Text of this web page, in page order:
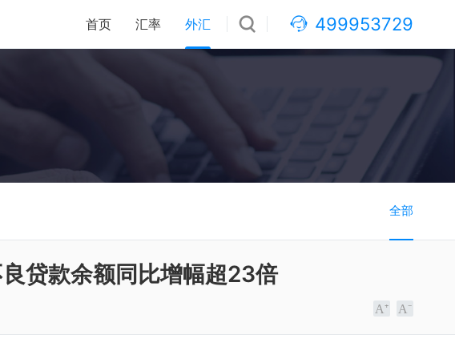
499953729
首页 汇率 外汇
全部
贷款余额同比增幅超23倍